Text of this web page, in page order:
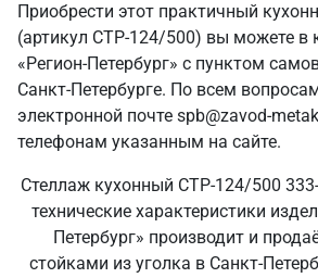
Приобрести этот практичный
(артикул СТР-124/500) вы можете
«Регион-Петербург» с пунктом
Санкт‑Петербурге. По всем
электронной почте spb@zavod-
телефонам указанным на сайте.
Стеллаж кухонный СТР-124/500
технические характеристики
Петербург» производит и
стойками из уголка в